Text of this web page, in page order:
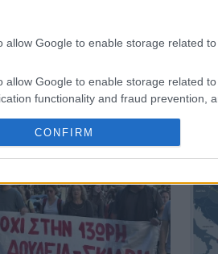
allow Google to enable storage related to
allow Google to enable storage related
functionality and fraud prevention,
CONFIRM